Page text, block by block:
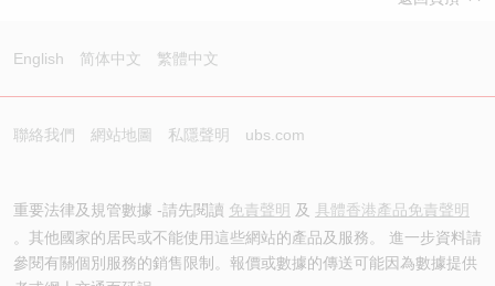
English 简体中文 繁體中文
聯絡我們 網站地圖 私隱聲明 ubs.com
重要法律及規管數據 -請先閱讀 免責聲明 及 具體香港產品免責聲明
。其他國家的居民或不能使用這些網站的產品及服務。 進一步資料請
參閱有關個別服務的銷售限制。報價或數據的傳送可能因為數據提供